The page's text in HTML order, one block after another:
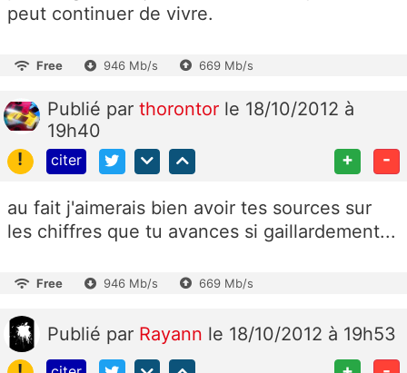
peut continuer de vivre.
Free 946 Mb/s 669 Mb/s
Publié par thorontor le 18/10/2012 à
19h40
!
citer + -
au fait j'aimerais bien avoir tes sources sur
les chiffres que tu avances si gaillardement...
Free 946 Mb/s 669 Mb/s
Publié par Rayann le 18/10/2012 à 19h53